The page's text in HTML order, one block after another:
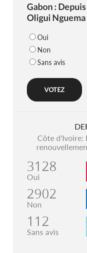
Gabon :
Oligui
Oui
Non
Sans avis
Côte d'Ivoire:
3128
Oui
2902
Non
112
Sans avis